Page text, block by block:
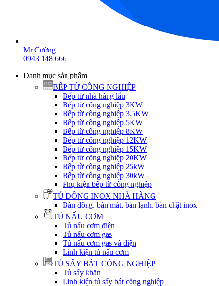
Mr.Cường
0943 148 666
Danh mục sản phẩm
BẾP TỪ CÔNG NGHIỆP
Bếp từ nhà hàng lẩu
Bếp từ công nghiệp 3KW
Bếp từ công nghiệp 3.5KW
Bếp từ công nghiệp 5KW
Bếp từ công nghiệp 8KW
Bếp từ công nghiệp 12KW
Bếp từ công nghiệp 15KW
Bếp từ công nghiệp 20KW
Bếp từ công nghiệp 25kW
Bếp từ công nghiệp 30kW
Phụ kiện bếp từ công nghiệp
TỦ ĐÔNG INOX NHÀ HÀNG
Bàn đông, bàn mát, bàn lạnh, bàn chặt inox
TỦ NẤU CƠM
Tủ nấu cơm điện
Tủ nấu cơm gas
Tủ nấu cơm gas và điện
Linh kiện tủ nấu cơm
TỦ SẤY BÁT CÔNG NGHIỆP
Tủ sấy khăn
Linh kiện tủ sấy bát công nghiệp